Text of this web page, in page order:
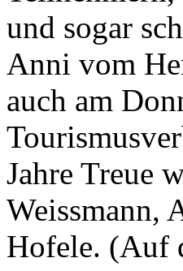
und sogar
Anni vom
auch am
Jahre Treue
Weissmann,
Hofele. (Auf